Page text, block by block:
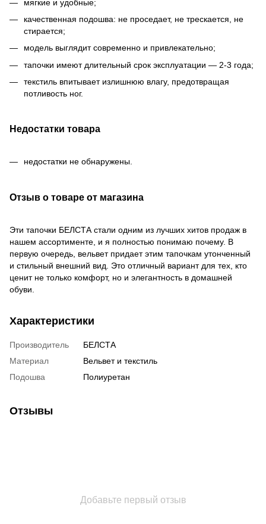
мягкие и удобные;
качественная подошва: не проседает, не трескается, не
стирается;
модель выглядит современно и привлекательно;
тапочки имеют длительный срок эксплуатации — 2-3 года;
текстиль впитывает излишнюю влагу, предотвращая
потливость ног.
Недостатки товара
недостатки не обнаружены.
Отзыв о товаре от магазина
Эти тапочки БЕЛСТА стали одним из лучших хитов продаж в
нашем ассортименте, и я полностью понимаю почему. В
первую очередь, вельвет придает этим тапочкам утонченный
и стильный внешний вид. Это отличный вариант для тех, кто
ценит не только комфорт, но и элегантность в домашней
обуви.
Характеристики
Производитель
БЕЛСТА
Материал
Вельвет и текстиль
Подошва
Полиуретан
Отзывы
Добавьте первый отзыв